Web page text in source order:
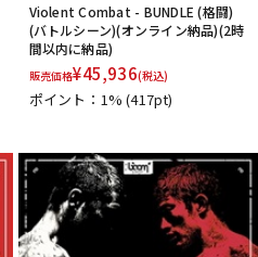
Violent Combat - BUNDLE (格闘)
(バトルシーン)(オンライン納品)(2時
間以内に納品)
販売価格¥45,936(税込)
ポイント：1%(417pt)